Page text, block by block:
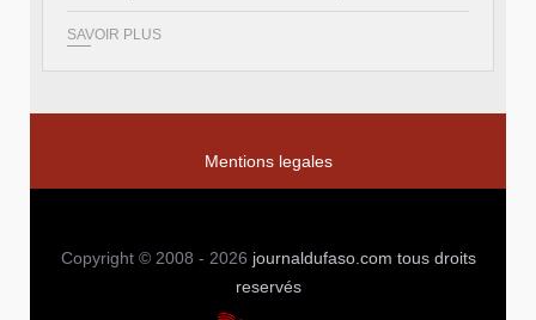
SAVOIR PLUS
Mentions legales
Copyright © 2008 - 2026 journaldufaso.com tous droits
reservés